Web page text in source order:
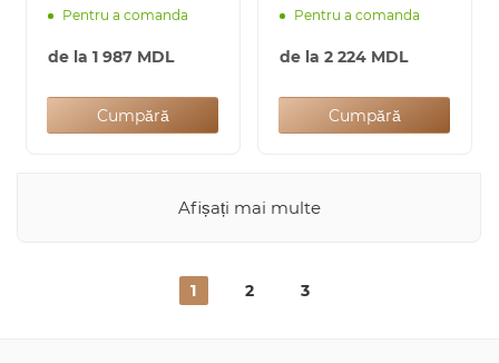
Pentru a comanda
de la 1 987 MDL
Cumpără
Pentru a comanda
de la 2 224 MDL
Cumpără
Afișați mai multe
1 2 3